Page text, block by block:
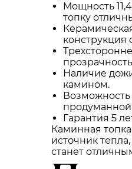
Мощность
топку
конструкция
Наличие
камином.
Возможность
Гарантия 5
Каминная
источник
станет